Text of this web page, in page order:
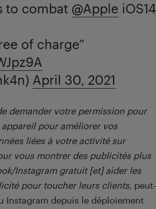
to combat @Apple iOS14
of charge”
April 30, 2021
demander votre permission pour
pour améliorer vos
liées à votre activité sur
vous montrer des publicités plus
Instagram gratuit [et] aider les
pour toucher leurs clients, peut-
Instagram depuis le déploiement